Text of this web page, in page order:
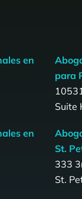
en
para
Suite
en
St.
333
St.